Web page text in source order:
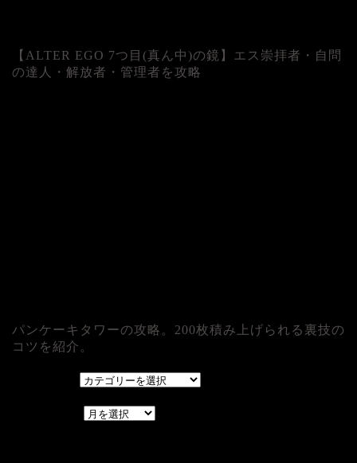
【ALTER EGO 7つ目(真ん中)の鏡】エス崇拝者・自問
の達人・解放者・管理者を攻略
パンケーキタワーの攻略。200枚積み上げられる裏技の
コツを紹介。